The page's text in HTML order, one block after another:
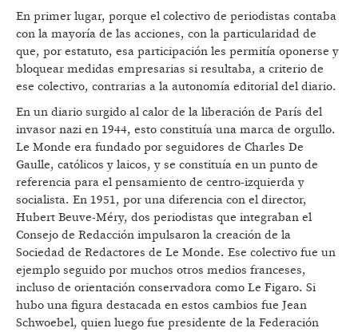
En primer lugar, porque el colectivo de periodistas contaba
con la mayoría de las acciones, con la particularidad de
que, por estatuto, esa participación les permitía oponerse y
bloquear medidas empresarias si resultaba, a criterio de
ese colectivo, contrarias a la autonomía editorial del diario.
En un diario surgido al calor de la liberación de París del
invasor nazi en 1944, esto constituía una marca de orgullo.
Le Monde era fundado por seguidores de Charles De
Gaulle, católicos y laicos, y se constituía en un punto de
referencia para el pensamiento de centro-izquierda y
socialista. En 1951, por una diferencia con el director,
Hubert Beuve-Méry, dos periodistas que integraban el
Consejo de Redacción impulsaron la creación de la
Sociedad de Redactores de Le Monde. Ese colectivo fue un
ejemplo seguido por muchos otros medios franceses,
incluso de orientación conservadora como Le Figaro. Si
hubo una figura destacada en estos cambios fue Jean
Schwoebel, quien luego fue presidente de la Federación